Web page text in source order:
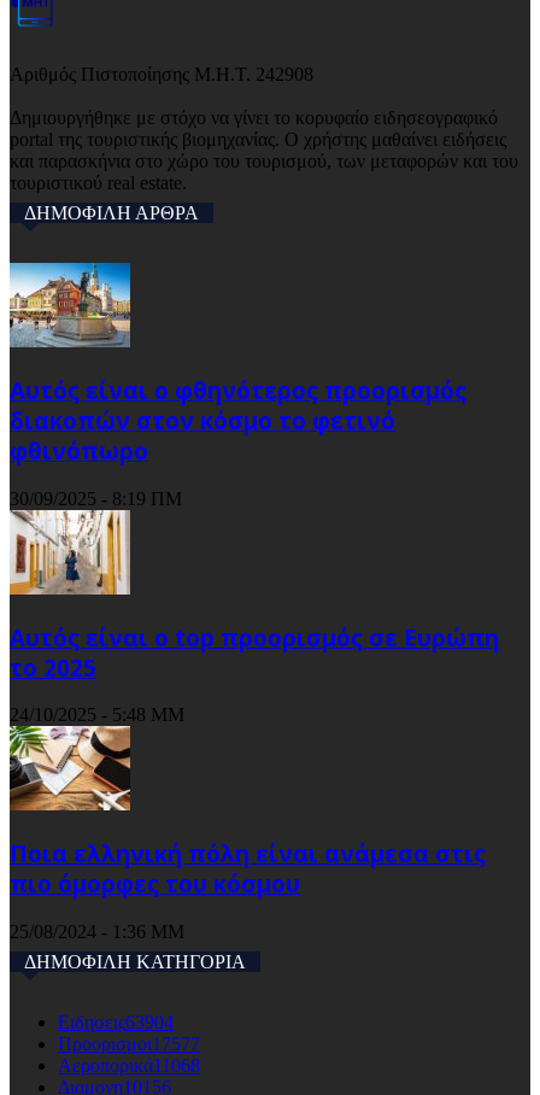
Αριθμός Πιστοποίησης Μ.Η.Τ. 242908
Δημιουργήθηκε με στόχο να γίνει το κορυφαίο ειδησεογραφικό
portal της τουριστικής βιομηχανίας. Ο χρήστης μαθαίνει ειδήσεις
και παρασκήνια στο χώρο του τουρισμού, των μεταφορών και του
τουριστικού real estate.
ΔΗΜΟΦΙΛΗ ΑΡΘΡΑ
Αυτός είναι ο φθηνότερος προορισμός
διακοπών στον κόσμο το φετινό
φθινόπωρο
30/09/2025 - 8:19 ΠΜ
Αυτός είναι ο top προορισμός σε Ευρώπη
το 2025
24/10/2025 - 5:48 ΜΜ
Ποια ελληνική πόλη είναι ανάμεσα στις
πιο όμορφες του κόσμου
25/08/2024 - 1:36 ΜΜ
ΔΗΜΟΦΙΛΗ ΚΑΤΗΓΟΡΙΑ
Ειδησεις63904
Προορισμοι17577
Αεροπορικά11068
Διαμονη10156